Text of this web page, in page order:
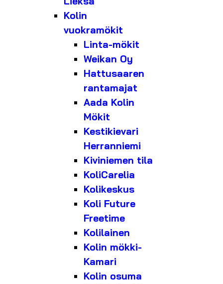
Kolin
vuokramökit
Linta-mökit
Weikan Oy
Hattusaaren
rantamajat
Aada Kolin
Mökit
Kestikievari
Herranniemi
Kiviniemen tila
KoliCarelia
Kolikeskus
Koli Future
Freetime
Kolilainen
Kolin mökki-
Kamari
Kolin osuma